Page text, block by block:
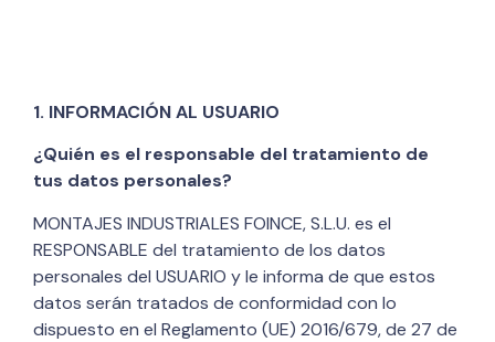
1. INFORMACIÓN AL USUARIO
¿Quién es el responsable del tratamiento de
tus datos personales?
MONTAJES INDUSTRIALES FOINCE, S.L.U. es el
RESPONSABLE del tratamiento de los datos
personales del USUARIO y le informa de que estos
datos serán tratados de conformidad con lo
dispuesto en el Reglamento (UE) 2016/679, de 27 de